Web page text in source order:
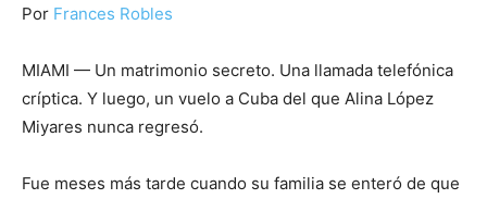
Por Frances Robles
MIAMI — Un matrimonio secreto. Una llamada telefónica
críptica. Y luego, un vuelo a Cuba del que Alina López
Miyares nunca regresó.
Fue meses más tarde cuando su familia se enteró de que